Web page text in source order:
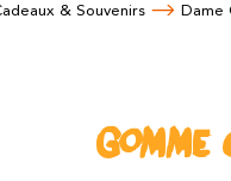
& Souvenirs Dame
GOMME